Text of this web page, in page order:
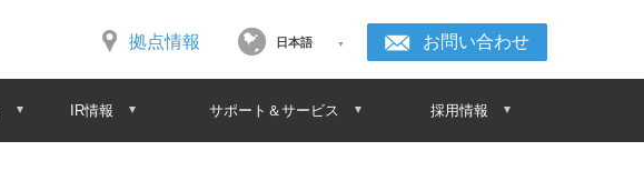
拠点情報 日本語 お問い合わせ
IR情報 サポート＆サービス 採用情報